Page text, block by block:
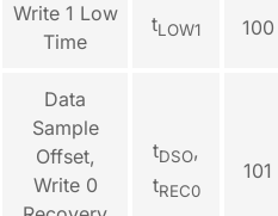
Write 1 Low
Time
tLOW1 100
Data
Sample
Offset,
Write 0
tDSO,
tREC0
101